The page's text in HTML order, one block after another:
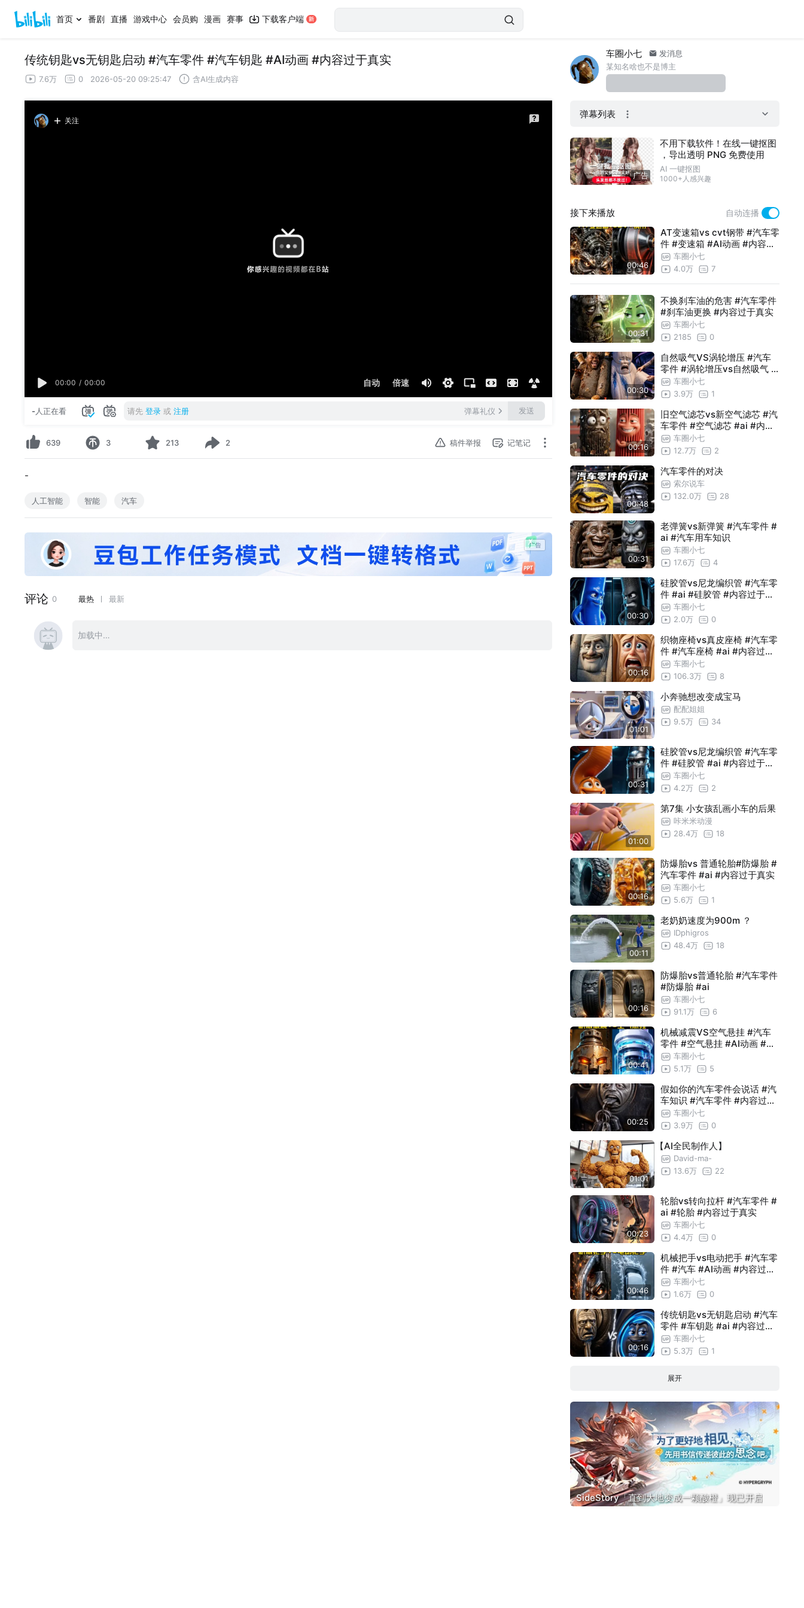
首页 番剧 直播 游戏中心 会员购 漫画 赛事 下载客户端
传统钥匙vs无钥匙启动 #汽车零件 #汽车钥匙 #AI动画 #内容过于真实
7.6万 0 2026-05-20 09:25:47 含AI生成内容
关注
00:00 / 00:00 自动 倍速
-人正在看 请先 登录 或 注册 弹幕礼仪 发送
639 3 213 2 稿件举报 记笔记
-
人工智能 智能 汽车
车圈小七
发消息
某知名啥也不是博主
弹幕列表
广告
不用下载软件！在线一键抠图
，导出透明 PNG 免费使用
AI 一键抠图
1000+人感兴趣
接下来播放 自动连播
00:46
AT变速箱vs cvt钢带 #汽车零
件 #变速箱 #AI动画 #内容过
于真实车圈小七
4.0万
7
00:31
不换刹车油的危害 #汽车零件
#刹车油更换 #内容过于真实
车圈小七
2185
0
00:30
自然吸气VS涡轮增压 #汽车
零件 #涡轮增压vs自然吸气 #
AI动画 #汽车用车知识
车圈小七
3.9万
1
00:16
旧空气滤芯vs新空气滤芯 #汽
车零件 #空气滤芯 #ai #内容
过于真实
车圈小七
12.7万
2
00:48
汽车零件的对决
索尔说车
132.0万
28
00:31
老弹簧vs新弹簧 #汽车零件 #
ai #汽车用车知识
车圈小七
17.6万
4
00:30
硅胶管vs尼龙编织管 #汽车零
件 #ai #硅胶管 #内容过于真
实 车圈小七
2.0万
0
00:16
织物座椅vs真皮座椅 #汽车零
件 #汽车座椅 #ai #内容过于
真实车圈小七
106.3万
8
01:01
小奔驰想改变成宝马
配配姐姐
9.5万
34
00:31
硅胶管vs尼龙编织管 #汽车零
件 #硅胶管 #ai #内容过于真
实 车圈小七
4.2万
2
01:00
第7集 小女孩乱画小车的后果
咔米米动漫
28.4万
18
00:16
防爆胎vs 普通轮胎#防爆胎 #
汽车零件 #ai #内容过于真实
车圈小七
5.6万
1
00:11
老奶奶速度为900m ？
IDphigros
48.4万
18
00:16
防爆胎vs普通轮胎 #汽车零件
#防爆胎 #ai
车圈小七
91.1万
6
00:41
机械减震VS空气悬挂 #汽车
零件 #空气悬挂 #AI动画 #内
容过于真实
车圈小七
5.1万
5
00:25
假如你的汽车零件会说话 #汽
车知识 #汽车零件 #内容过于
真实 #涨知识
车圈小七
3.9万
0
01:01
【AI全民制作人】
David-ma-
13.6万
22
00:23
轮胎vs转向拉杆 #汽车零件 #
ai #轮胎 #内容过于真实
车圈小七
4.4万
0
00:46
机械把手vs电动把手 #汽车零
件 #汽车 #AI动画 #内容过于
真实车圈小七
1.6万
0
00:16
传统钥匙vs无钥匙启动 #汽车
零件 #车钥匙 #ai #内容过于
真实车圈小七
5.3万
1
展开
SideStory「直到大地变成一颗酸橙」现已开启